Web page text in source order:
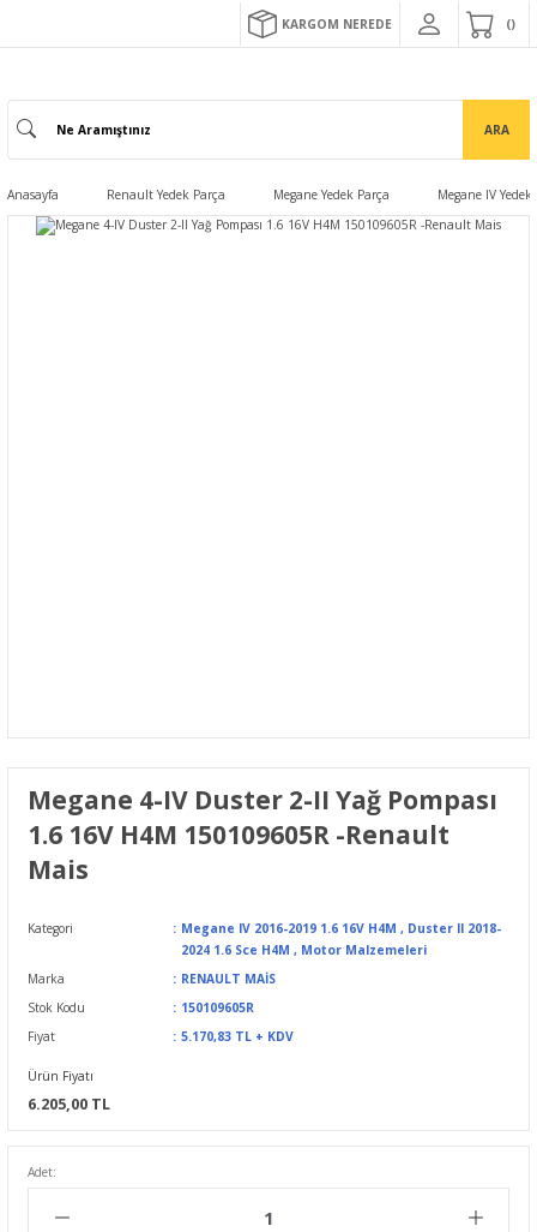
KARGOM NEREDE
ARA
Anasayfa Renault Yedek Parça Megane Yedek Parça Megane IV Yedek
Megane 4-IV Duster 2-II Yağ Pompası
1.6 16V H4M 150109605R -Renault
Mais
Kategori Megane IV 2016-2019 1.6 16V H4M , Duster II 2018-
2024 1.6 Sce H4M , Motor Malzemeleri
Marka
RENAULT MAİS
Stok Kodu
150109605R
Fiyat
5.170,83 TL + KDV
Ürün Fiyatı
6.205,00 TL
Adet: